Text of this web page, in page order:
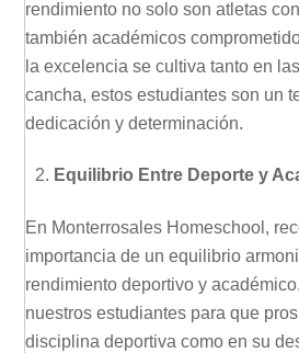
rendimiento no solo son atletas
también académicos
la excelencia se cultiva tanto en
cancha, estos estudiantes son un
dedicación y determinación.
Equilibrio Entre Deporte y
En Monterrosales Homeschool,
importancia de un equilibrio
rendimiento deportivo y
nuestros estudiantes para que
disciplina deportiva como en su